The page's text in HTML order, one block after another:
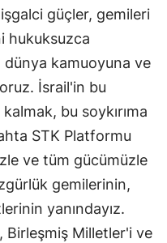
güçler, gemileri
hukuksuzca
dünya kamuoyuna ve
İsrail'in bu
kalmak, bu soykırıma
STK Platformu
ve tüm gücümüzle
gemilerinin,
yanındayız.
Birleşmiş Milletler'i ve